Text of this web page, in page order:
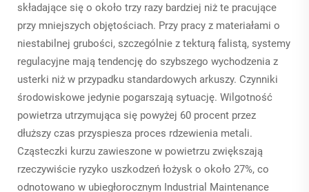
składające się o około trzy razy bardziej niż te pracujące
przy mniejszych objętościach. Przy pracy z materiałami o
niestabilnej grubości, szczególnie z tekturą falistą, systemy
regulacyjne mają tendencję do szybszego wychodzenia z
usterki niż w przypadku standardowych arkuszy. Czynniki
środowiskowe jedynie pogarszają sytuację. Wilgotność
powietrza utrzymująca się powyżej 60 procent przez
dłuższy czas przyspiesza proces rdzewienia metali.
Cząsteczki kurzu zawieszone w powietrzu zwiększają
rzeczywiście ryzyko uszkodzeń łożysk o około 27%, co
odnotowano w ubiegłorocznym Industrial Maintenance